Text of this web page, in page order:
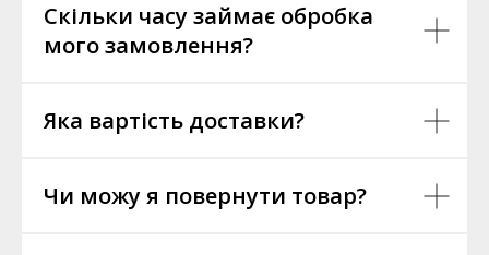
Скільки часу займає обробка
мого замовлення?
Яка вартість доставки?
Чи можу я повернути товар?